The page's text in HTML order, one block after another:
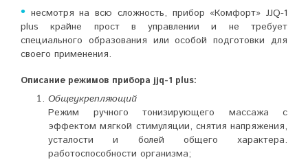
• несмотря на всю сложность, прибор «Комфорт» JJQ-1
plus крайне прост в управлении и не требует
специального образования или особой подготовки для
своего применения.
Описание режимов прибора jjq-1 plus:
Общеукрепляющий
Режим ручного тонизирующего массажа с
эффектом мягкой стимуляции, снятия напряжения,
усталости и болей общего характера.
работоспособности организма;